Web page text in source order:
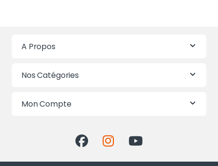
A Propos
Nos Catégories
Mon Compte